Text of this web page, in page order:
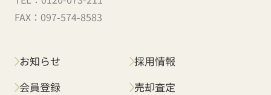
FAX： 097-574-8583
お知らせ
会員登録
採用情報
売却査定